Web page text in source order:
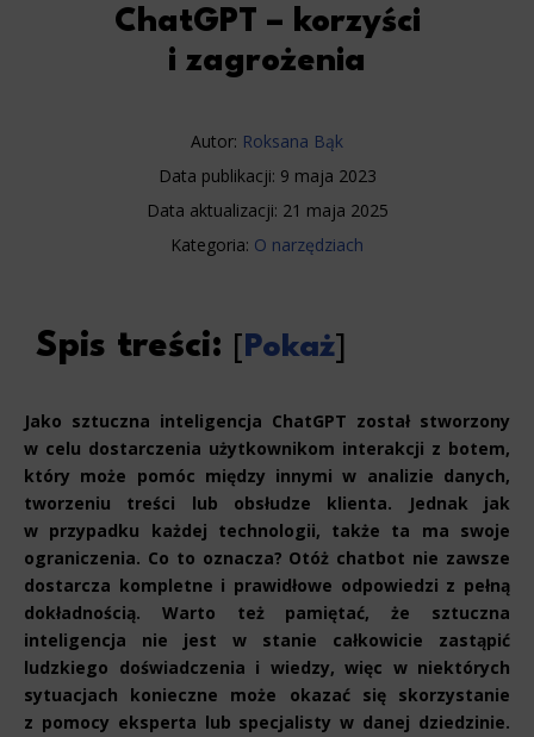
ChatGPT – korzyści
i zagrożenia
Autor: Roksana Bąk
Data publikacji: 9 maja 2023
Data aktualizacji: 21 maja 2025
Kategoria: O narzędziach
Spis treści: Pokaż
Jako sztuczna inteligencja ChatGPT został stworzony
w celu dostarczenia użytkownikom interakcji z botem,
który może pomóc między innymi w analizie danych,
tworzeniu treści lub obsłudze klienta. Jednak jak
w przypadku każdej technologii, także ta ma swoje
ograniczenia. Co to oznacza? Otóż chatbot nie zawsze
dostarcza kompletne i prawidłowe odpowiedzi z pełną
dokładnością. Warto też pamiętać, że sztuczna
inteligencja nie jest w stanie całkowicie zastąpić
ludzkiego doświadczenia i wiedzy, więc w niektórych
sytuacjach konieczne może okazać się skorzystanie
z pomocy eksperta lub specjalisty w danej dziedzinie.